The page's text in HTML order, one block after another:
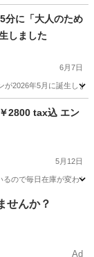
分に「大人のため
しました
6月7日
2026年5月に誕生し
ング2800 tax込 エン
5月12日
ので毎日在庫が変わ
ュ
せんか？
Ad